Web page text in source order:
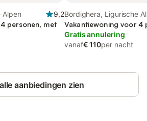
Alpen
9,2
personen, met
Bordighera, Ligurische
Vakantiewoning voor 4
Gratis annulering
vanaf€ 110per nacht
aanbiedingen zien